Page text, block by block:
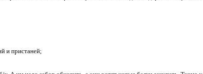
и пристаней;